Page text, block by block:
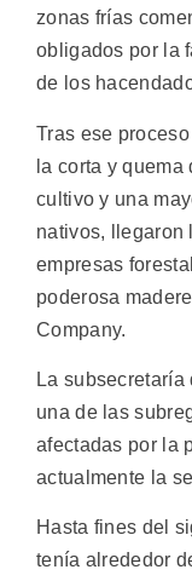
zonas frías
obligados por la
de los
Tras ese
la corta y
cultivo y una
nativos, llegaron
empresas
poderosa
Company.
La
una de las
afectadas por la
actualmente la
Hasta fines del
tenía alrededor